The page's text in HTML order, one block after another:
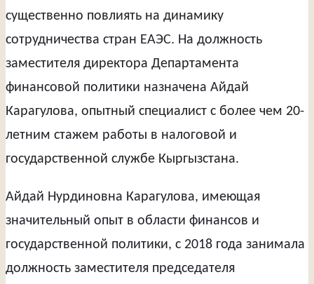
существенно повлиять на динамику
сотрудничества стран ЕАЭС. На должность
заместителя директора Департамента
финансовой политики назначена Айдай
Карагулова, опытный специалист с более чем 20-
летним стажем работы в налоговой и
государственной службе Кыргызстана.
Айдай Нурдиновна Карагулова, имеющая
значительный опыт в области финансов и
государственной политики, с 2018 года занимала
должность заместителя председателя